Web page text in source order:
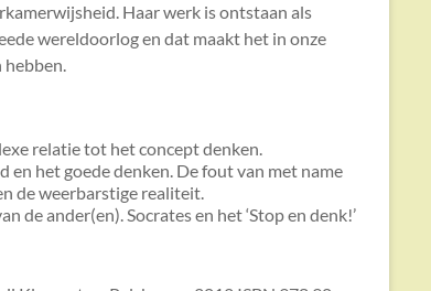
Haar werk is ontstaan als
wereldoorlog en dat maakt het in onze
hebben.
relatie tot het concept denken.
het goede denken. De fout van met name
de weerbarstige realiteit.
de ander(en). Socrates en het ‘Stop en denk!’